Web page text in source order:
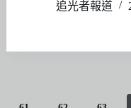
追光者報道